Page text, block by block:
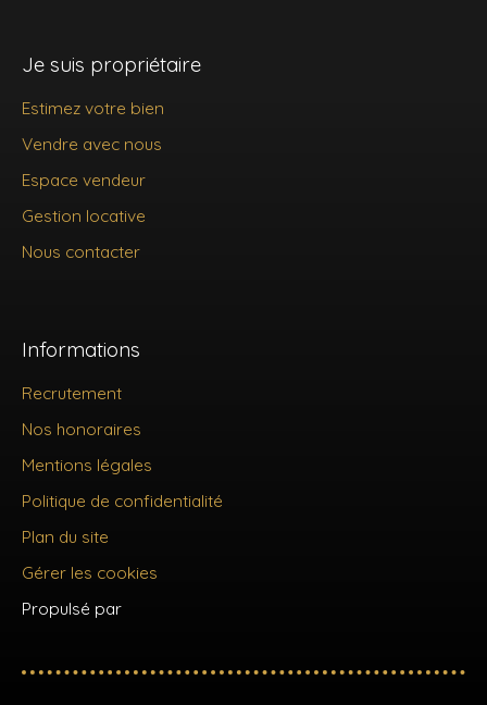
Je suis propriétaire
Estimez votre bien
Vendre avec nous
Espace vendeur
Gestion locative
Nous contacter
Informations
Recrutement
Nos honoraires
Mentions légales
Politique de confidentialité
Plan du site
Gérer les cookies
Propulsé par